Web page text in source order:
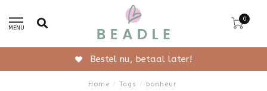
MENU
0
Bestel nu, betaal later!
Home / Tags / bonheur